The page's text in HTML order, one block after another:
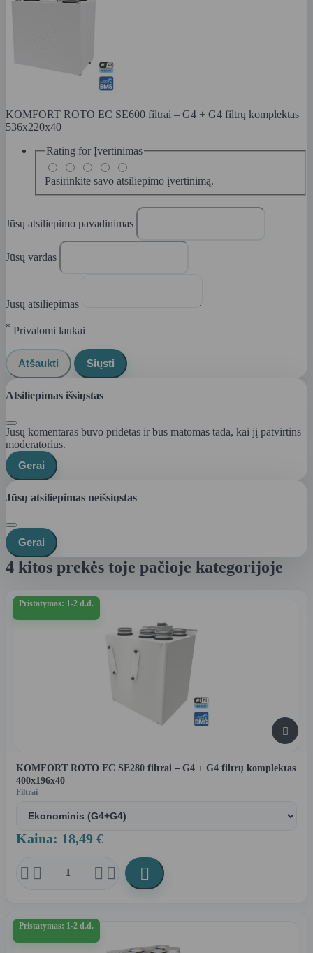
KOMFORT ROTO EC SE600 filtrai – G4 + G4 filtrų komplektas
536x220x40
Rating for Įvertinimas
Pasirinkite savo atsiliepimo įvertinimą.
Jūsų atsiliepimo pavadinimas
Jūsų vardas
Jūsų atsiliepimas
* Privalomi laukai
Atšaukti Siųsti
Atsiliepimas išsiųstas
Jūsų komentaras buvo pridėtas ir bus matomas tada, kai jį patvirtins
moderatorius.
Gerai
Jūsų atsiliepimas neišsiųstas
Gerai
4 kitos prekės toje pačioje kategorijoje
Pristatymas: 1-2 d.d.

KOMFORT ROTO EC SE280 filtrai – G4 + G4 filtrų komplektas
400x196x40
Filtrai
Kaina: 18,49 €
    
Pristatymas: 1-2 d.d.